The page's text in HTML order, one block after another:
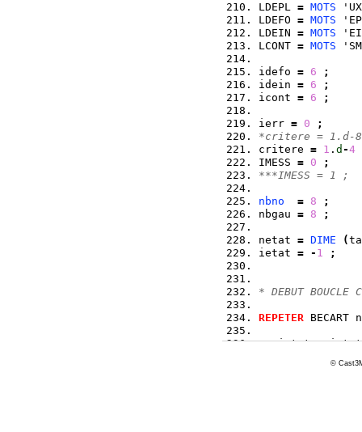
LDEPL = MOTS
LDEFO = MOTS
LDEIN = MOTS
LCONT = MOTS
idefo = 6
;
idein = 6
;
icont = 6 ;
ierr = 0
;
*critere = 1.d-
critere = 1 . d -4
IMESS = 0
;
***IMESS = 1 ;
nbno = 8
;
nbgau = 8 ;
netat = DIME (
ietat = - 1 ;
* DEBUT BOUCLE
REPETER
   ietat
=
©